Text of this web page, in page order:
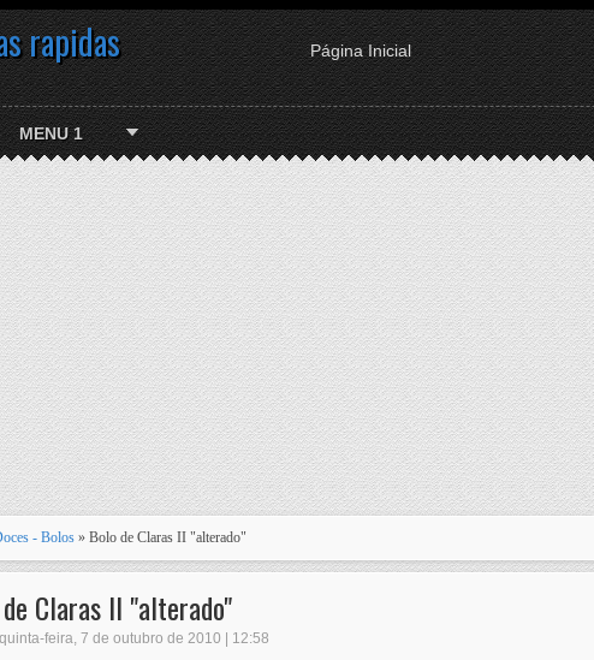
rapidas Página Inicial
MENU 1
- Bolos » Bolo de Claras II "alterado"
Claras II "alterado"
feira, 7 de outubro de 2010 | 12:58